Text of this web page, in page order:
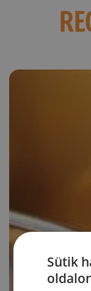
Sütik